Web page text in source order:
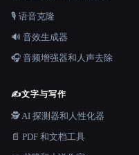
🎙️ 语音克隆
🔊 音效生成器
🎧 音频增强器和人声去除
✍️文字与写作
🕵️ AI 探测器和人性化器
📄 PDF 和文档工具